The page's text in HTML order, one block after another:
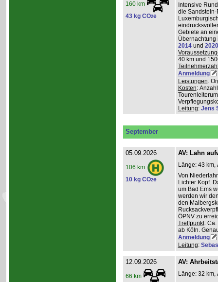
160 km
43 kg CO2e
Intensive
die
Gebiete an
Übernachtung
2014und 2020
40 km und
Anmeldung
Leistungen:
Kosten:
Leitung: Jens
September
05.09.2026
106 km
10 kg CO2e
AV: Lahn
Länge: 43 km,
Von
Lichter Kopf.
um Bad Ems
werden wir
den
ÖPNV zu
Treffpunkt: Ca.
ab Köln.
Anmeldung
Leitung:
12.09.2026
66 km
AV:
Länge: 32 km,